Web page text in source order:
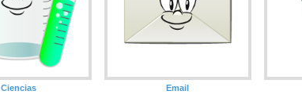
Ciencias Email